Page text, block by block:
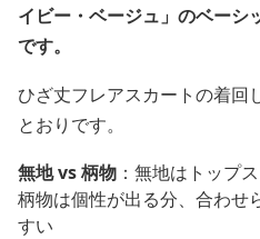
イビー・ベージュ」のベーシ
です。
ひざ丈フレアスカートの着回
とおりです。
無地 vs 柄物 ：無地はトップ
柄物は個性が出る分、合わせ
すい